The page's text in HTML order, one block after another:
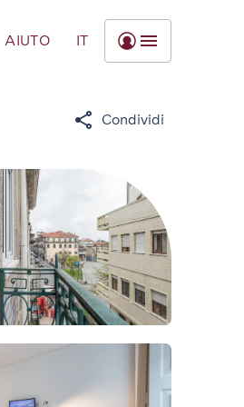
AIUTO IT
Condividi